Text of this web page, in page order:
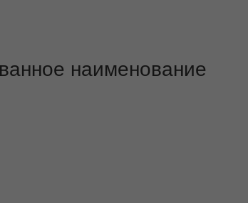
наименование